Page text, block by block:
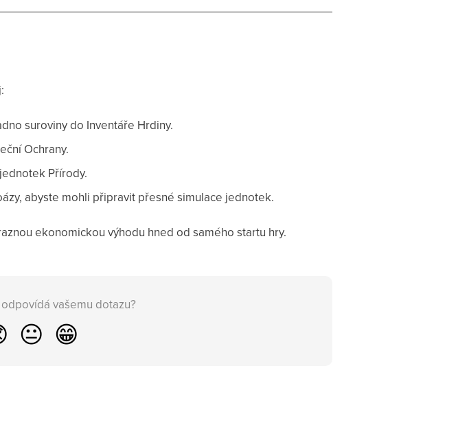
suroviny do Inventáře Hrdiny.
Ochrany.
Přírody.
abyste mohli připravit přesné simulace jednotek.
ekonomickou výhodu hned od samého startu hry.
vašemu dotazu?
😐 😁